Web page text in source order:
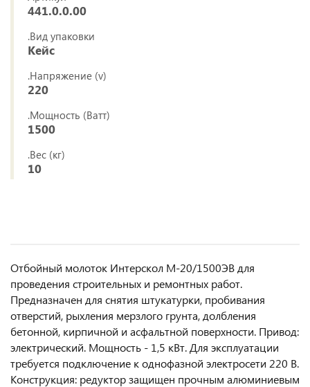
441.0.0.00
.Вид упаковки
Кейс
.Напряжение (v)
220
.Мощность (Ватт)
1500
.Вес (кг)
10
Отбойный молоток Интерскол М-20/1500ЭВ для
проведения строительных и ремонтных работ.
Предназначен для снятия штукатурки, пробивания
отверстий, рыхления мерзлого грунта, долбления
бетонной, кирпичной и асфальтной поверхности. Привод:
электрический. Мощность - 1,5 кВт. Для эксплуатации
требуется подключение к однофазной электросети 220 В.
Конструкция: редуктор защищен прочным алюминиевым